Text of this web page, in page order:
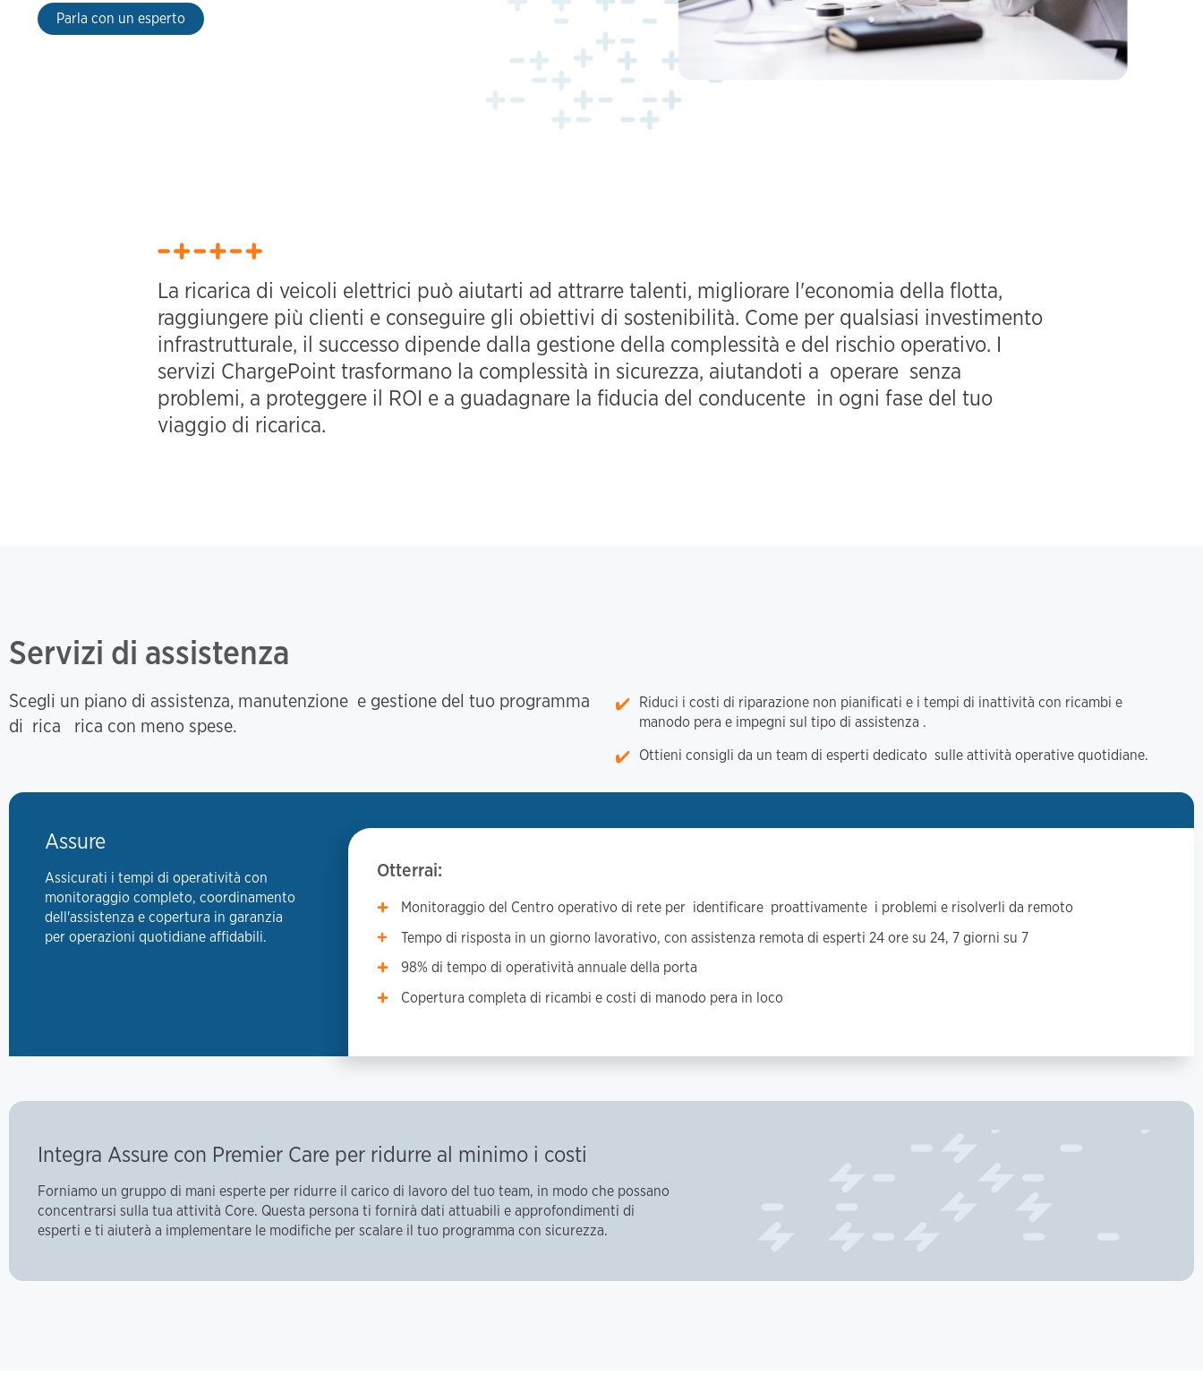
Parla con un esperto
La ricarica di veicoli elettrici può aiutarti ad attrarre talenti, migliorare l'economia della flotta,
raggiungere più clienti e conseguire gli obiettivi di sostenibilità. Come per qualsiasi investimento
infrastrutturale, il successo dipende dalla gestione della complessità e del rischio operativo. I
servizi ChargePoint trasformano la complessità in sicurezza, aiutandoti a operare senza
problemi, a proteggere il ROI e a guadagnare la fiducia del conducente in ogni fase del tuo
viaggio di ricarica.
Servizi di assistenza
Scegli un piano di assistenza, manutenzione e gestione del tuo programma
di rica rica con meno spese.
Riduci i costi di riparazione non pianificati e i tempi di inattività con ricambi e
manodo pera e impegni sul tipo di assistenza .
Ottieni consigli da un team di esperti dedicato sulle attività operative quotidiane.
Assure
Assicurati i tempi di operatività con
monitoraggio completo, coordinamento
dell'assistenza e copertura in garanzia
per operazioni quotidiane affidabili.
Otterrai:
Monitoraggio del Centro operativo di rete per identificare proattivamente i problemi e risolverli da remoto
Tempo di risposta in un giorno lavorativo, con assistenza remota di esperti 24 ore su 24, 7 giorni su 7
98% di tempo di operatività annuale della porta
Copertura completa di ricambi e costi di manodo pera in loco
Integra Assure con Premier Care per ridurre al minimo i costi
Forniamo un gruppo di mani esperte per ridurre il carico di lavoro del tuo team, in modo che possano
concentrarsi sulla tua attività Core. Questa persona ti fornirà dati attuabili e approfondimenti di
esperti e ti aiuterà a implementare le modifiche per scalare il tuo programma con sicurezza.